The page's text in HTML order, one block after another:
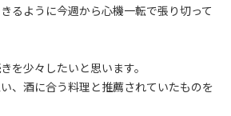
るように今週から心機一転で張り切って
を少々したいと思います。
、酒に合う料理と推薦されていたものを